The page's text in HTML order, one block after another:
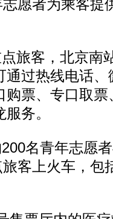
愿者为乘客提
客，北京南
通过热线电话
购票、专口取
务。
名青年志愿者
客上火车，包